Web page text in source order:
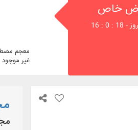
خاص
معجم
غير موجود